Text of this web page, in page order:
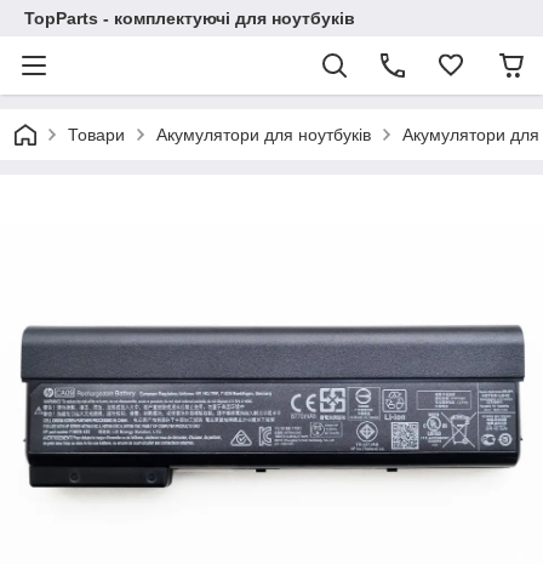
TopParts - комплектуючі для ноутбуків
Товари Акумулятори для ноутбуків Акумулятори для